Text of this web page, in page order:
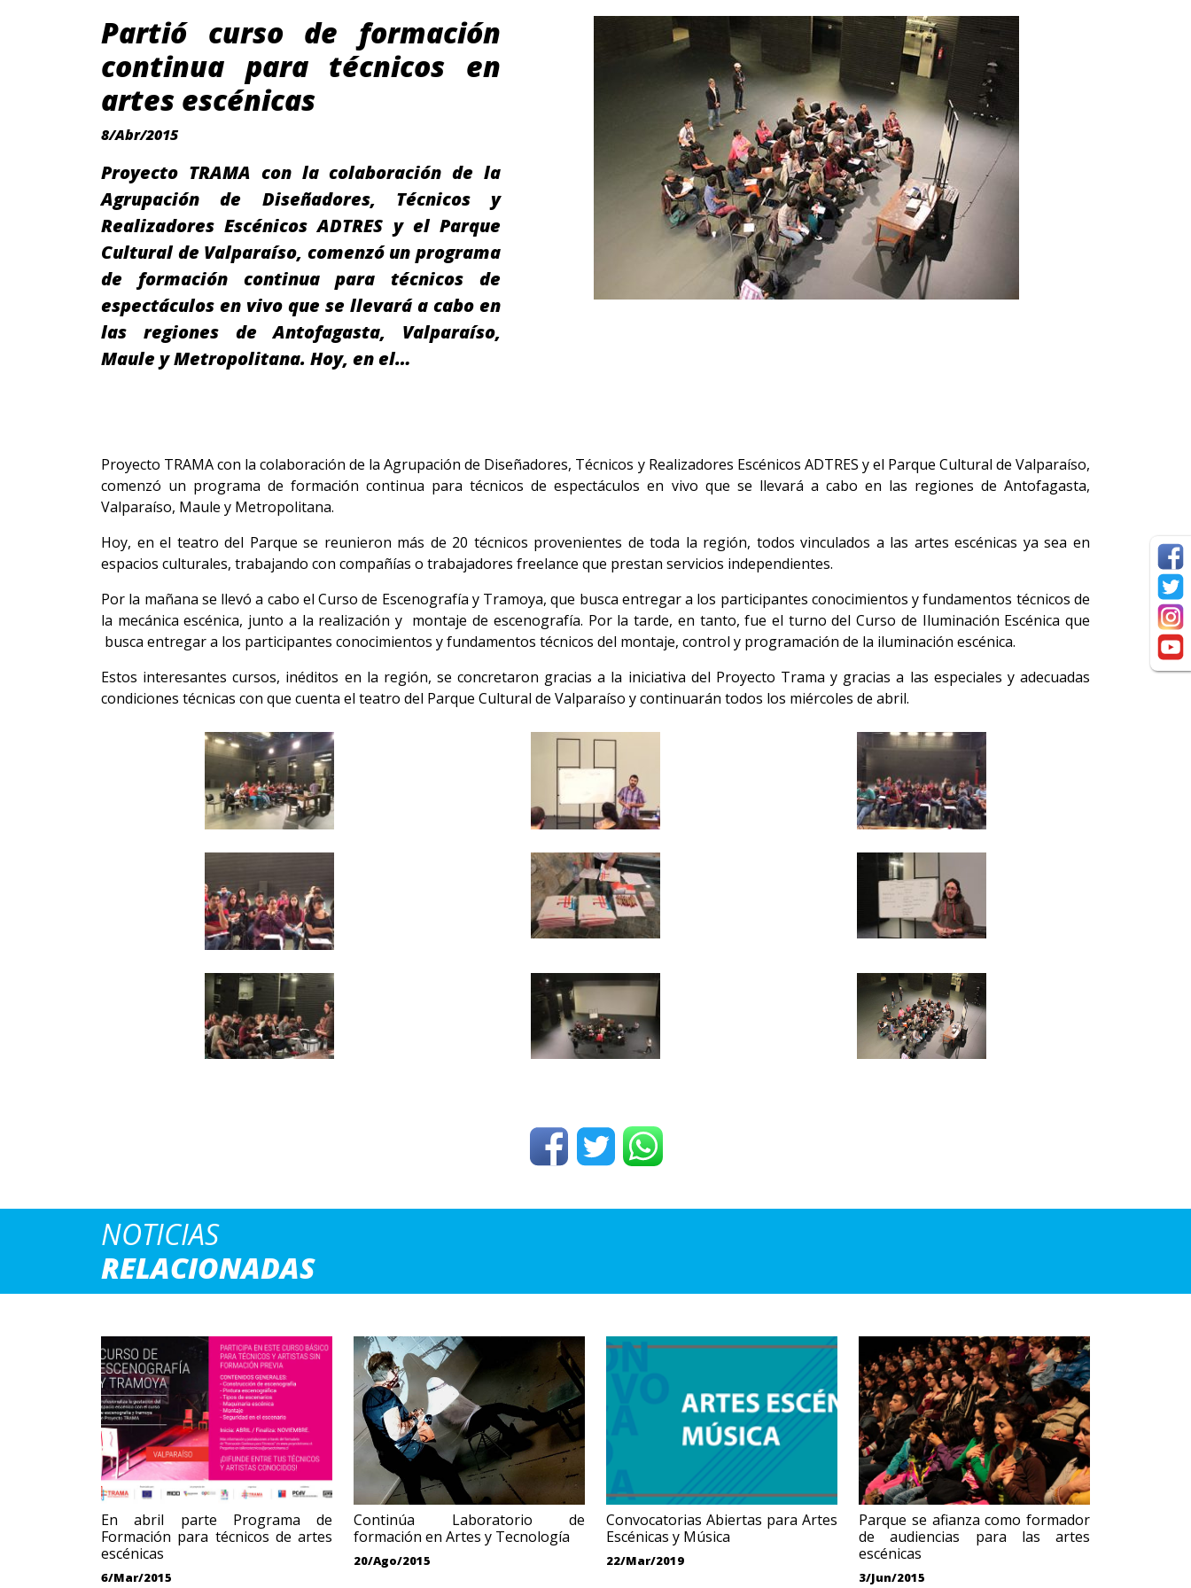
Partió curso de formación
continua para técnicos en
artes escénicas
8/Abr/2015
Proyecto TRAMA con la colaboración de la
Agrupación de Diseñadores, Técnicos y
Realizadores Escénicos ADTRES y el Parque
Cultural de Valparaíso, comenzó un programa
de formación continua para técnicos de
espectáculos en vivo que se llevará a cabo en
las regiones de Antofagasta, Valparaíso,
Maule y Metropolitana. Hoy, en el…
Proyecto TRAMA con la colaboración de la Agrupación de Diseñadores, Técnicos y Realizadores Escénicos ADTRES y el Parque Cultural de Valparaíso,
comenzó un programa de formación continua para técnicos de espectáculos en vivo que se llevará a cabo en las regiones de Antofagasta,
Valparaíso, Maule y Metropolitana.
Hoy, en el teatro del Parque se reunieron más de 20 técnicos provenientes de toda la región, todos vinculados a las artes escénicas ya sea en
espacios culturales, trabajando con compañías o trabajadores freelance que prestan servicios independientes.
Por la mañana se llevó a cabo el Curso de Escenografía y Tramoya, que busca entregar a los participantes conocimientos y fundamentos técnicos de
la mecánica escénica, junto a la realización y montaje de escenografía. Por la tarde, en tanto, fue el turno del Curso de Iluminación Escénica que
busca entregar a los participantes conocimientos y fundamentos técnicos del montaje, control y programación de la iluminación escénica.
Estos interesantes cursos, inéditos en la región, se concretaron gracias a la iniciativa del Proyecto Trama y gracias a las especiales y adecuadas
condiciones técnicas con que cuenta el teatro del Parque Cultural de Valparaíso y continuarán todos los miércoles de abril.
NOTICIAS
RELACIONADAS
En abril parte Programa de
Formación para técnicos de artes
escénicas
6/Mar/2015
Continúa Laboratorio de
formación en Artes y Tecnología
20/Ago/2015
Convocatorias Abiertas para Artes
Escénicas y Música
22/Mar/2019
Parque se afianza como formador
de audiencias para las artes
escénicas
3/Jun/2015